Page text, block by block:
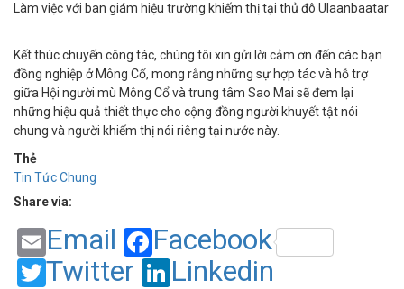
Làm việc với ban giám hiệu trường khiếm thị tại thủ đô Ulaanbaatar
Kết thúc chuyến công tác, chúng tôi xin gửi lời cảm ơn đến các bạn
đồng nghiệp ở Mông Cổ, mong rằng những sự hợp tác và hỗ trợ
giữa Hội người mù Mông Cổ và trung tâm Sao Mai sẽ đem lại
những hiệu quả thiết thực cho cộng đồng người khuyết tật nói
chung và người khiếm thị nói riêng tại nước này.
Thẻ
Tin Tức Chung
Share via:
Email
Facebook
Twitter
Linkedin